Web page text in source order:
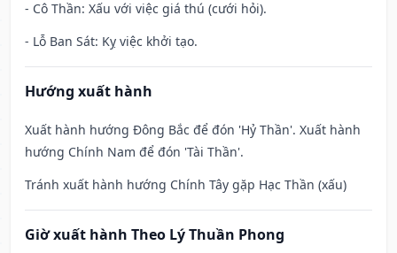
- Cô Thần: Xấu với việc giá thú (cưới hỏi).
- Lỗ Ban Sát: Kỵ việc khởi tạo.
Hướng xuất hành
Xuất hành hướng Đông Bắc để đón 'Hỷ Thần'. Xuất hành
hướng Chính Nam để đón 'Tài Thần'.
Tránh xuất hành hướng Chính Tây gặp Hạc Thần (xấu)
Giờ xuất hành Theo Lý Thuần Phong